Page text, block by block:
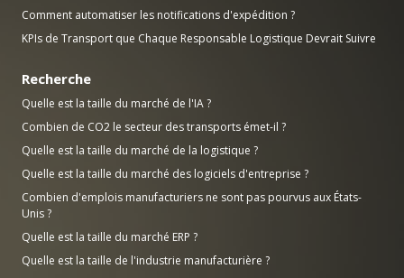
Comment automatiser les notifications d'expédition ?
KPIs de Transport que Chaque Responsable Logistique Devrait Suivre
Recherche
Quelle est la taille du marché de l'IA ?
Combien de CO2 le secteur des transports émet-il ?
Quelle est la taille du marché de la logistique ?
Quelle est la taille du marché des logiciels d'entreprise ?
Combien d'emplois manufacturiers ne sont pas pourvus aux États-
Unis ?
Quelle est la taille du marché ERP ?
Quelle est la taille de l'industrie manufacturière ?